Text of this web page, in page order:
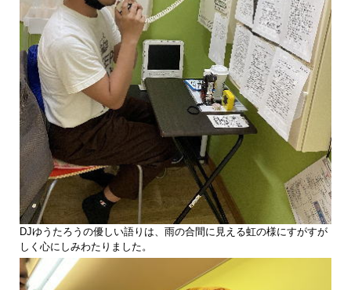
DJゆうたろうの優しい語りは、雨の合間に見える虹の様にすがすが
しく心にしみわたりました。